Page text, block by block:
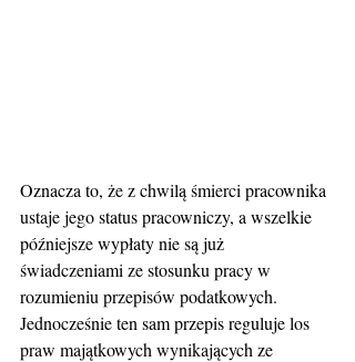
Oznacza to, że z chwilą śmierci pracownika
ustaje jego status pracowniczy, a wszelkie
późniejsze wypłaty nie są już
świadczeniami ze stosunku pracy w
rozumieniu przepisów podatkowych.
Jednocześnie ten sam przepis reguluje los
praw majątkowych wynikających ze